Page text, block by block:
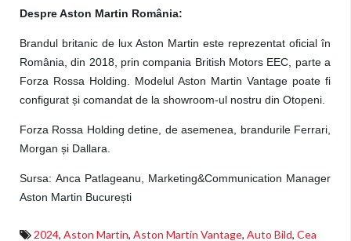
Despre Aston Martin România:
Brandul britanic de lux Aston Martin este reprezentat oficial în
România, din 2018, prin compania British Motors EEC, parte a
Forza Rossa Holding. Modelul Aston Martin Vantage poate fi
configurat și comandat de la showroom-ul nostru din Otopeni.
Forza Rossa Holding detine, de asemenea, brandurile Ferrari,
Morgan și Dallara.
Sursa: Anca Patlageanu, Marketing&Communication Manager
Aston Martin București
2024, Aston Martin, Aston Martin Vantage, Auto Bild, Cea